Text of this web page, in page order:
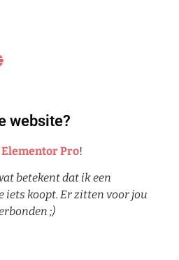
website?
Elementor Pro!
betekent dat ik een
iets koopt. Er zitten voor jou
;)